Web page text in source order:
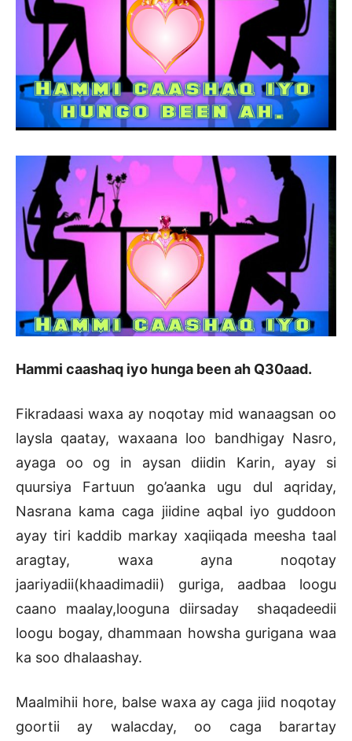
Hammi caashaq iyo hunga been ah Q30aad.
Fikradaasi waxa ay noqotay mid wanaagsan oo
laysla qaatay, waxaana loo bandhigay Nasro,
ayaga oo og in aysan diidin Karin, ayay si
quursiya Fartuun go’aanka ugu dul aqriday,
Nasrana kama caga jiidine aqbal iyo guddoon
ayay tiri kaddib markay xaqiiqada meesha taal
aragtay, waxa ayna noqotay
jaariyadii(khaadimadii) guriga, aadbaa loogu
caano maalay,looguna diirsaday shaqadeedii
loogu bogay, dhammaan howsha gurigana waa
ka soo dhalaashay.
Maalmihii hore, balse waxa ay caga jiid noqotay
goortii ay walacday, oo caga barartay